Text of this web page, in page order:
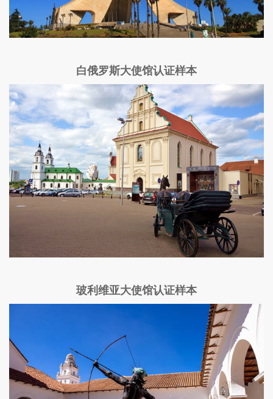
白俄罗斯大使馆认证样本
玻利维亚大使馆认证样本